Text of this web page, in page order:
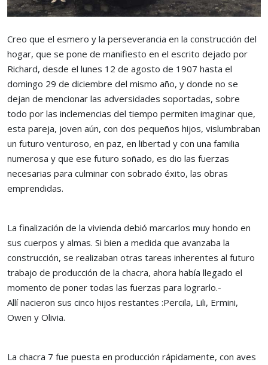
Creo que el esmero y la perseverancia en la construcción del
hogar, que se pone de manifiesto en el escrito dejado por
Richard, desde el lunes 12 de agosto de 1907 hasta el
domingo 29 de diciembre del mismo año, y donde no se
dejan de mencionar las adversidades soportadas, sobre
todo por las inclemencias del tiempo permiten imaginar que,
esta pareja, joven aún, con dos pequeños hijos, vislumbraban
un futuro venturoso, en paz, en libertad y con una familia
numerosa y que ese futuro soñado, es dio las fuerzas
necesarias para culminar con sobrado éxito, las obras
emprendidas.
La finalización de la vivienda debió marcarlos muy hondo en
sus cuerpos y almas. Si bien a medida que avanzaba la
construcción, se realizaban otras tareas inherentes al futuro
trabajo de producción de la chacra, ahora había llegado el
momento de poner todas las fuerzas para lograrlo.-
Allí nacieron sus cinco hijos restantes :Percila, Lili, Ermini,
Owen y Olivia.
La chacra 7 fue puesta en producción rápidamente, con aves